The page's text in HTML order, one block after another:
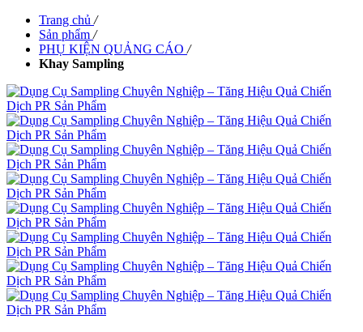
Trang chủ /
Sản phẩm /
PHỤ KIỆN QUẢNG CÁO /
Khay Sampling